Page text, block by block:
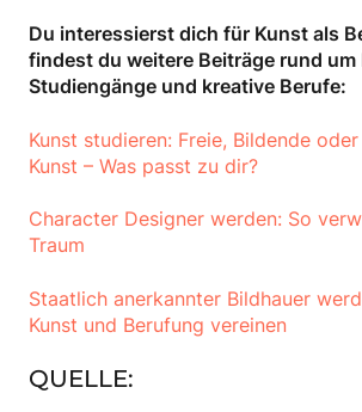
Du interessierst dich für Kunst als
findest du weitere Beiträge rund
Studiengänge und kreative Berufe:
Kunst studieren: Freie, Bildende
Kunst – Was passt zu dir?
Character Designer werden: So
Traum
Staatlich anerkannter Bildhauer
Kunst und Berufung vereinen
QUELLE: